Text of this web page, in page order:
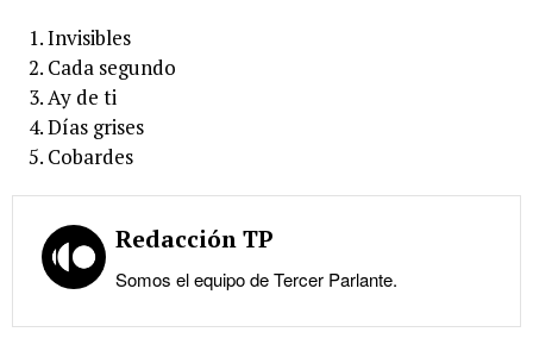
Invisibles
Cada segundo
Ay de ti
Días grises
Cobardes
Redacción TP
Somos el equipo de Tercer Parlante.